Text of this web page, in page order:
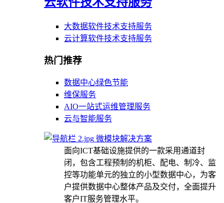
大数据软件技术支持服务
云计算软件技术支持服务
热门推荐
数据中心绿色节能
维保服务
AIO一站式运维管理服务
云与智能服务
微模块解决方案
面向ICT基础设施提供的一款采用通道封
闭，包含工程预制的机柜、配电、制冷、监
控等功能单元的独立的小型数据中心，为客
户提供数据中心整体产品及交付，全面提升
客户IT服务管理水平。